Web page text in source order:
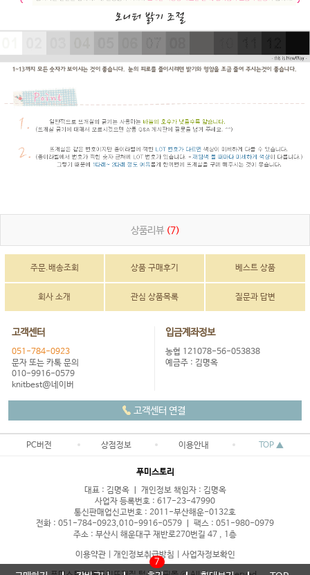
상품리뷰 (7)
7
주문.배송조회 상품 구매후기 베스트 상품
회사 소개 관심 상품목록 질문과 답변
고객센터
051-784-0923
문자 또는 카톡 문의
010-9916-0579
knitbest@네이버
입금계좌정보
농협 121078-56-053838
예금주 : 김명옥
고객센터 연결
PC버전 상점정보 이용안내 TOP ▲
푸미스토리
대표 : 김명옥 ㅣ 개인정보 책임자 : 김명옥
사업자 등록번호 : 617-23-47990
통신판매업신고번호 : 2011-부산해운-0132호
전화 : 051-784-0923,010-9916-0579 ㅣ 팩스 : 051-980-0979
주소 : 부산시 해운대구 재반로270번길 47 , 1층
이용약관| 개인정보취급방침 사업자정보확인